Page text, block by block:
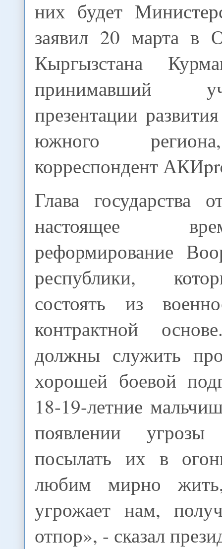
них будет
заявил 20 марта в
Кыргызстана
принимавший
презентации
южного
корреспондент
Глава государства
настоящее
реформирование
республики,
состоять из
контрактной
должны служить
хорошей боевой
18-19-летние
появлении
посылать их в
любим мирно
угрожает нам,
отпор», - сказал